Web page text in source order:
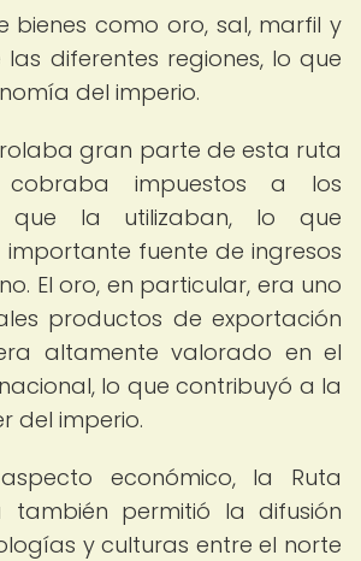
bienes como oro, sal, marfil y
diferentes regiones, lo que
del imperio.
gran parte de esta ruta
impuestos a los
que la utilizaban, lo que
fuente de ingresos
El oro, en particular, era uno
productos de exportación
altamente valorado en el
lo que contribuyó a la
del imperio.
económico, la Ruta
también permitió la difusión
y culturas entre el norte